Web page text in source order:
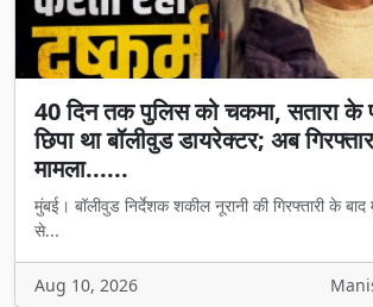
40 दिन तक पुलिस को चकमा, सतारा के
छिपा था बॉलीवुड डायरेक्टर; अब
मामला......
मुंबई। बॉलीवुड निर्देशक शकील नूरानी की गिरफ्तारी के
से...
Aug 10, 2026